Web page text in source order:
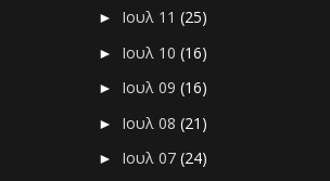
► Ιουλ 11(25)
► Ιουλ 10(16)
► Ιουλ 09(16)
► Ιουλ 08(21)
► Ιουλ 07(24)